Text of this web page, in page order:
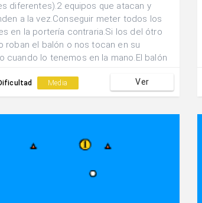
diferentes).2 equipos que atacan y
a la vez.Conseguir meter todos los
en la portería contraria.Si los del ótro
roban el balón o nos tocan en su
cuando lo tenemos en la mano.El balón
lo vuelvan a pasar para librarnos.El
tenemos que hacerlo desde 9m.
Media Ver